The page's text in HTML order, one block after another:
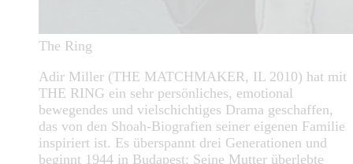
The Ring
Adir Miller (THE MATCHMAKER, IL 2010) hat mit
THE RING ein sehr persönliches, emotional
bewegendes und vielschichtiges Drama geschaffen,
das von den Shoah-Biografien seiner eigenen Familie
inspiriert ist. Es überspannt drei Generationen und
beginnt 1944 in Budapest: Seine Mutter überlebte